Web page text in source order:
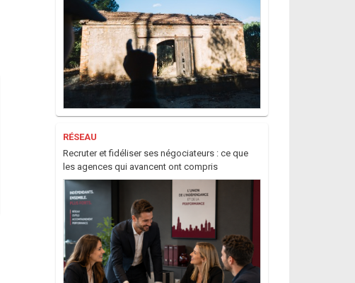
RÉSEAU
Recruter et fidéliser ses négociateurs : ce que
les agences qui avancent ont compris